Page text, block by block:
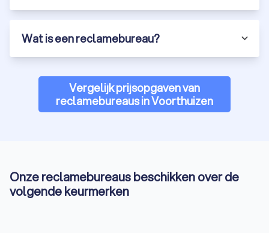
Wat is een reclamebureau?
Vergelijk prijsopgaven van
reclamebureaus in Voorthuizen
Onze reclamebureaus beschikken over de
volgende keurmerken